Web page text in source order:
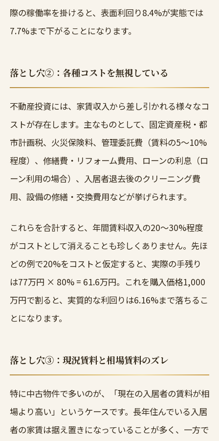
際の稼働率を掛けると、表面利回り8.4%が実態では
7.7%まで下がることになります。
落とし穴②：各種コストを無視している
不動産投資には、家賃収入から差し引かれる様々なコ
ストが存在します。主なものとして、固定資産税・都
市計画税、火災保険料、管理委託費（賃料の5〜10%
程度）、修繕費・リフォーム費用、ローンの利息（ロ
ーン利用の場合）、入居者退去後のクリーニング費
用、設備の修繕・交換費用などが挙げられます。
これらを合計すると、年間賃料収入の20〜30%程度
がコストとして消えることも珍しくありません。先ほ
どの例で20%をコストと仮定すると、実際の手残り
は77万円 × 80% = 61.6万円。これを購入価格1,000
万円で割ると、実質的な利回りは6.16%まで落ちるこ
とになります。
落とし穴③：現況賃料と相場賃料のズレ
特に中古物件で多いのが、「現在の入居者の賃料が相
場より高い」というケースです。長年住んでいる入居
者の家賃は据え置きになっていることが多く、一方で